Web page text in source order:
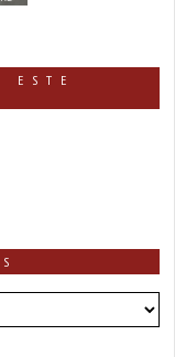
ESTE